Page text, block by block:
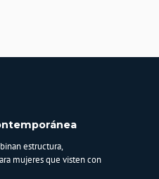
estructura,
mujeres que visten con